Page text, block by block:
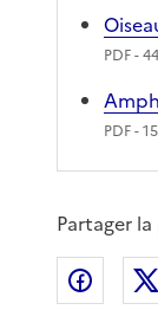
PDF-
PDF-
Partager